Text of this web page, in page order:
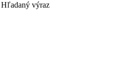
Hľadaný výraz